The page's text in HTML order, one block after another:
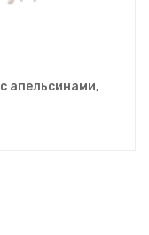
апельсинами,